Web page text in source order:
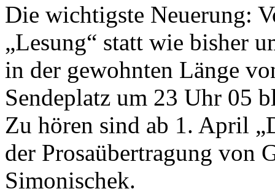
Die wichtigste Neuerung:
„Lesung“ statt wie bisher
in der gewohnten Länge
Sendeplatz um 23 Uhr 05
Zu hören sind ab 1. April
der Prosaübertragung von
Simonischek.